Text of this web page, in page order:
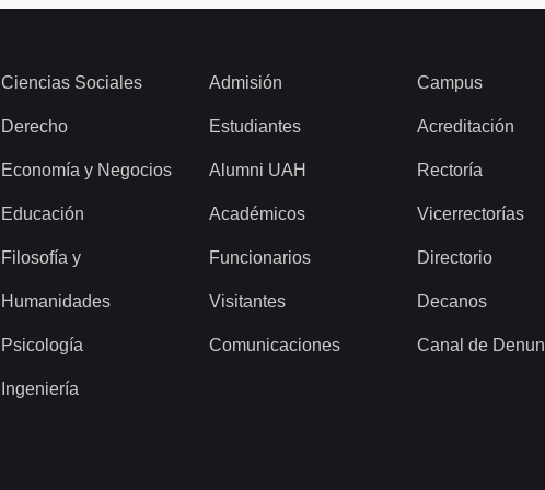
Ciencias Sociales
Derecho
Economía y Negocios
Educación
Filosofía y
Humanidades
Psicología
Ingeniería
Admisión
Estudiantes
Alumni UAH
Académicos
Funcionarios
Visitantes
Comunicaciones
Campus
Acreditación
Rectoría
Vicerrectorías
Directorio
Decanos
Canal de